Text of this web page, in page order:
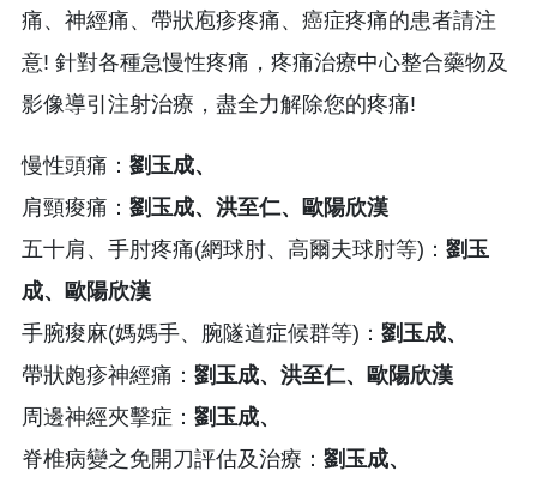
痛、神經痛、帶狀庖疹疼痛、癌症疼痛的患者請注
意! 針對各種急慢性疼痛，疼痛治療中心整合藥物及
影像導引注射治療，盡全力解除您的疼痛!
慢性頭痛： 劉玉成、
肩頸痠痛： 劉玉成、洪至仁、歐陽欣漢
五十肩、手肘疼痛(網球肘、高爾夫球肘等)： 劉玉
成、歐陽欣漢
手腕痠麻(媽媽手、腕隧道症候群等)： 劉玉成、
帶狀皰疹神經痛： 劉玉成、洪至仁、歐陽欣漢
周邊神經夾擊症： 劉玉成、
脊椎病變之免開刀評估及治療： 劉玉成、